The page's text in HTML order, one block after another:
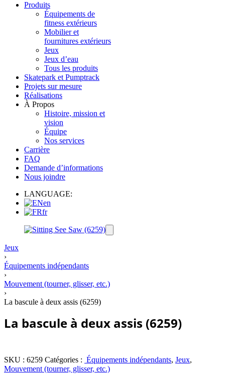
Produits
Équipements de
fitness extérieurs
Mobilier et
fournitures extérieurs
Jeux
Jeux d’eau
Tous les produits
Skatepark et Pumptrack
Projets sur mesure
Réalisations
À Propos
Histoire, mission et
vision
Équipe
Nos services
Carrière
FAQ
Demande d’informations
Nous joindre
LANGUAGE:
en
fr
Jeux
›
Équipements indépendants
›
Mouvement (tourner, glisser, etc.)
›
La bascule à deux assis (6259)
La bascule à deux assis (6259)
SKU : 6259 Catégories : Équipements indépendants, Jeux,
Mouvement (tourner, glisser, etc.)